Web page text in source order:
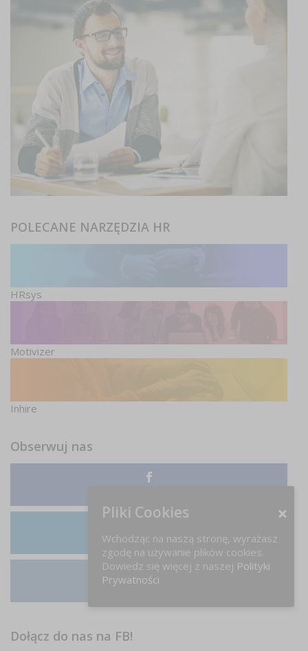
POLECANE NARZĘDZIA HR
HRsys
Motivizer
Inhire
Obserwuj nas
LinkedIn
Dołącz do nas na FB!
Pliki Cookies
Wchodząc na naszą stronę, wyrażasz
zgodę na używanie plików cookies.
Dowiedz się więcej z naszej Polityki
Prywatności